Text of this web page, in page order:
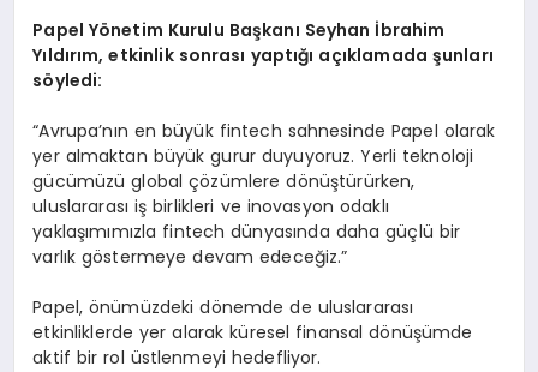
Papel Yönetim Kurulu Başkanı Seyhan İbrahim
Yıldırım, etkinlik sonrası yaptığı açıklamada şunları
söyledi:
“Avrupa’nın en büyük fintech sahnesinde Papel olarak
yer almaktan büyük gurur duyuyoruz. Yerli teknoloji
gücümüzü global çözümlere dönüştürürken,
uluslararası iş birlikleri ve inovasyon odaklı
yaklaşımımızla fintech dünyasında daha güçlü bir
varlık göstermeye devam edeceğiz.”
Papel, önümüzdeki dönemde de uluslararası
etkinliklerde yer alarak küresel finansal dönüşümde
aktif bir rol üstlenmeyi hedefliyor.